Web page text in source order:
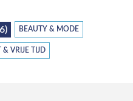
BEAUTY & MODE
& VRIJE TIJD